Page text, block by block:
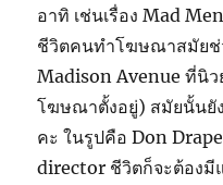
อาทิ เช่นเรื่อง Mad
ชีวิตคนทำโฆษณาสมัยช่
Madison Avenue ที่นิ
โฆษณาตั้งอยู่) สมัยนั้นยั
คะ ในรูปคือ Don
director ชีวิตก็จะต้อง